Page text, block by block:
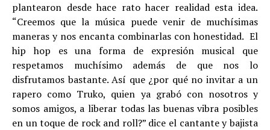
plantearon desde hace rato hacer realidad esta idea.
“Creemos que la música puede venir de muchísimas
maneras y nos encanta combinarlas con honestidad. El
hip hop es una forma de expresión musical que
respetamos muchísimo además de que nos lo
disfrutamos bastante. Así que ¿por qué no invitar a un
rapero como Truko, quien ya grabó con nosotros y
somos amigos, a liberar todas las buenas vibra posibles
en un toque de rock and roll?” dice el cantante y bajista